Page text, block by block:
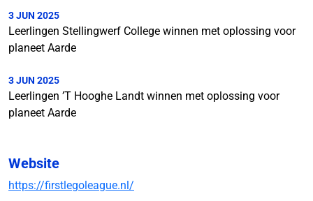
3 JUN 2025
Leerlingen Stellingwerf College winnen met oplossing voor
planeet Aarde
3 JUN 2025
Leerlingen ’T Hooghe Landt winnen met oplossing voor
planeet Aarde
Website
https://firstlegoleague.nl/